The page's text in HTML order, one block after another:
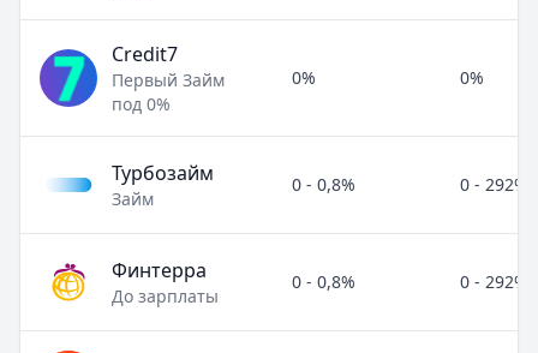
Credit7
Первый Займ
под 0%
0% 0%
Турбозайм
Займ
0 - 0,8% 0 - 292%
Финтерра
До зарплаты
0 - 0,8% 0 - 292%